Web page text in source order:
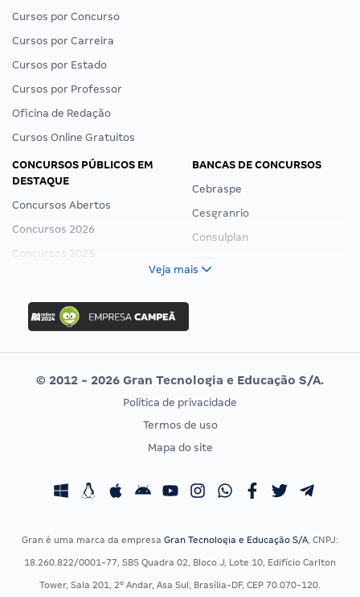
Cursos por Concurso
Cursos por Carreira
Cursos por Estado
Cursos por Professor
Oficina de Redação
Cursos Online Gratuitos
CONCURSOS PÚBLICOS EM
DESTAQUE
Concursos Abertos
Concursos 2026
Concursos 2025
Concurso Ibama
Concurso MPU
Editais publicados
BANCAS DE CONCURSOS
Cebraspe
Cesgranrio
Consulplan
Vunesp
CONCURSOS POR PROFISSÃO
Concursos Fiscais
Concursos Saúde
EXAME DE ORDEM
Calendário OAB
Veja mais
© 2012 - 2026 Gran Tecnologia e Educação S/A.
Política de privacidade
Termos de uso
Mapa do site
Gran é uma marca da empresa Gran Tecnologia e Educação S/A, CNPJ:
18.260.822/0001-77, SBS Quadra 02, Bloco J, Lote 10, Edifício Carlton
Tower, Sala 201, 2º Andar, Asa Sul, Brasília-DF, CEP 70.070-120.